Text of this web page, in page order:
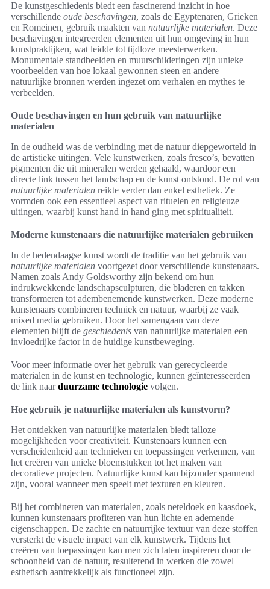
De kunstgeschiedenis biedt een fascinerend inzicht in hoe
verschillende oude beschavingen, zoals de Egyptenaren, Grieken
en Romeinen, gebruik maakten van natuurlijke materialen. Deze
beschavingen integreerden elementen uit hun omgeving in hun
kunstpraktijken, wat leidde tot tijdloze meesterwerken.
Monumentale standbeelden en muurschilderingen zijn unieke
voorbeelden van hoe lokaal gewonnen steen en andere
natuurlijke bronnen werden ingezet om verhalen en mythes te
verbeelden.
Oude beschavingen en hun gebruik van natuurlijke
materialen
In de oudheid was de verbinding met de natuur diepgeworteld in
de artistieke uitingen. Vele kunstwerken, zoals fresco’s, bevatten
pigmenten die uit mineralen werden gehaald, waardoor een
directe link tussen het landschap en de kunst ontstond. De rol van
natuurlijke materialen reikte verder dan enkel esthetiek. Ze
vormden ook een essentieel aspect van rituelen en religieuze
uitingen, waarbij kunst hand in hand ging met spiritualiteit.
Moderne kunstenaars die natuurlijke materialen gebruiken
In de hedendaagse kunst wordt de traditie van het gebruik van
natuurlijke materialen voortgezet door verschillende kunstenaars.
Namen zoals Andy Goldsworthy zijn bekend om hun
indrukwekkende landschapsculpturen, die bladeren en takken
transformeren tot adembenemende kunstwerken. Deze moderne
kunstenaars combineren techniek en natuur, waarbij ze vaak
mixed media gebruiken. Door het samengaan van deze
elementen blijft de geschiedenis van natuurlijke materialen een
invloedrijke factor in de huidige kunstbeweging.
Voor meer informatie over het gebruik van gerecycleerde
materialen in de kunst en technologie, kunnen geïnteresseerden
de link naarduurzame technologie volgen.
Hoe gebruik je natuurlijke materialen als kunstvorm?
Het ontdekken van natuurlijke materialen biedt talloze
mogelijkheden voor creativiteit. Kunstenaars kunnen een
verscheidenheid aan technieken en toepassingen verkennen, van
het creëren van unieke bloemstukken tot het maken van
decoratieve projecten. Natuurlijke kunst kan bijzonder spannend
zijn, vooral wanneer men speelt met texturen en kleuren.
Bij het combineren van materialen, zoals neteldoek en kaasdoek,
kunnen kunstenaars profiteren van hun lichte en ademende
eigenschappen. De zachte en natuurrijke textuur van deze stoffen
versterkt de visuele impact van elk kunstwerk. Tijdens het
creëren van toepassingen kan men zich laten inspireren door de
schoonheid van de natuur, resulterend in werken die zowel
esthetisch aantrekkelijk als functioneel zijn.